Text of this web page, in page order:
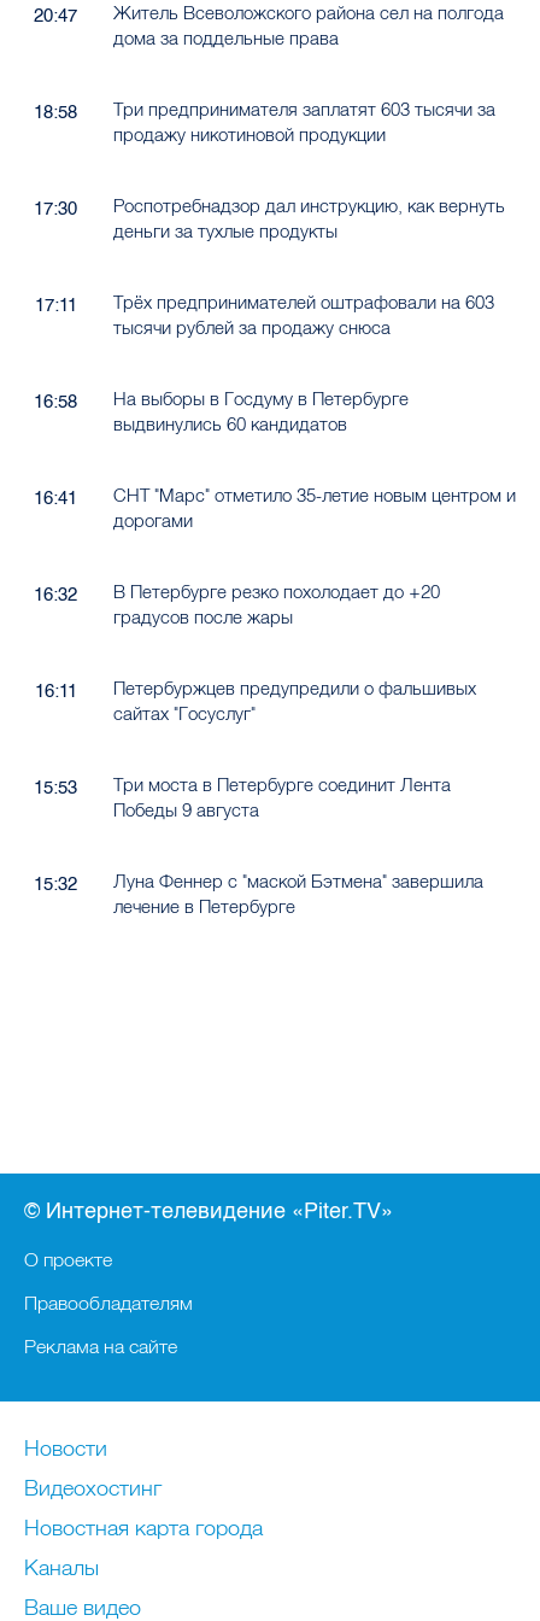
20:47
Житель Всеволожского района сел на полгода
дома за поддельные права
18:58
Три предпринимателя заплатят 603 тысячи за
продажу никотиновой продукции
17:30
Роспотребнадзор дал инструкцию, как вернуть
деньги за тухлые продукты
17:11
Трёх предпринимателей оштрафовали на 603
тысячи рублей за продажу снюса
16:58
На выборы в Госдуму в Петербурге
выдвинулись 60 кандидатов
16:41
СНТ "Марс" отметило 35-летие новым центром и
дорогами
16:32
В Петербурге резко похолодает до +20
градусов после жары
16:11
Петербуржцев предупредили о фальшивых
сайтах "Госуслуг"
15:53
Три моста в Петербурге соединит Лента
Победы 9 августа
15:32
Луна Феннер с "маской Бэтмена" завершила
лечение в Петербурге
© Интернет-телевидение «Piter.TV»
О проекте
Правообладателям
Реклама на сайте
Новости
Видеохостинг
Новостная карта города
Каналы
Ваше видео